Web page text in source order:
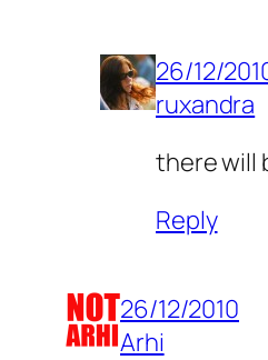
26/12/
ruxandra
there will
Reply
26/12/2010
Arhi